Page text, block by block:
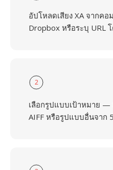
อัปโหลดเสียง XA จากคอ
Dropbox หรือระบุ URL
2
เลือกรูปแบบเป้าหมาย —
AIFF หรือรูปแบบอื่นจาก